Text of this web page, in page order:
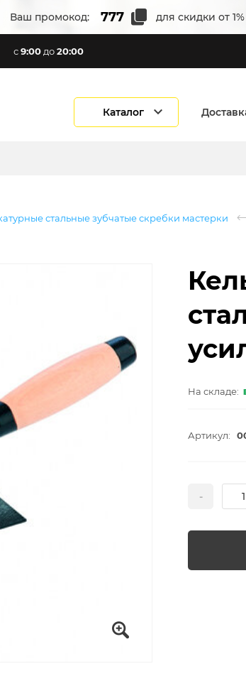
Ваш промокод: для скидки от
с9:00 до20:00
Каталог
стальные зубчатые скребки мастерки
На складе:
Артикул:
-